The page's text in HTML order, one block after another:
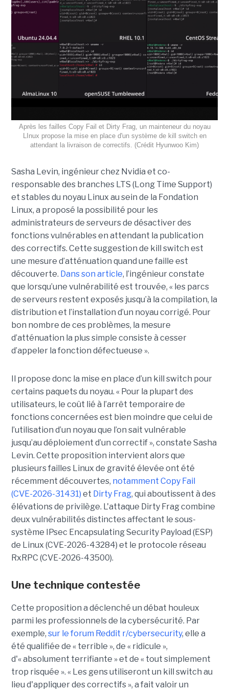
Après les failles Copy Fail et Dirty Frag, un mainteneur du noyau
LInux propose la mise en place d'un système de kill switch en
attendant la livraison de correctifs. (Crédit Hyunwoo Kim)
Sasha Levin, ingénieur chez Nvidia et co-
responsable des branches LTS (Long Time Support)
et stables du noyau Linux au sein de la Fondation
Linux, a proposé la possibilité pour les
administrateurs de serveurs de désactiver des
fonctions vulnérables en attendant la publication
des correctifs. Cette suggestion de kill switch est
une mesure d’atténuation quand une faille est
découverte. Dans son article, l’ingénieur constate
que lorsqu’une vulnérabilité est trouvée, « les parcs
de serveurs restent exposés jusqu’à la compilation, la
distribution et l’installation d’un noyau corrigé. Pour
bon nombre de ces problèmes, la mesure
d’atténuation la plus simple consiste à cesser
d’appeler la fonction défectueuse ».
Il propose donc la mise en place d’un kill switch pour
certains paquets du noyau. « Pour la plupart des
utilisateurs, le coût lié à l’arrêt temporaire de
fonctions concernées est bien moindre que celui de
l’utilisation d’un noyau que l’on sait vulnérable
jusqu’au déploiement d’un correctif », constate Sasha
Levin. Cette proposition intervient alors que
plusieurs failles Linux de gravité élevée ont été
récemment découvertes, notamment Copy Fail
(CVE-2026-31431) et Dirty Frag, qui aboutissent à des
élévations de privilège. L'attaque Dirty Frag combine
deux vulnérabilités distinctes affectant le sous-
système IPsec Encapsulating Security Payload (ESP)
de Linux (CVE-2026-43284) et le protocole réseau
RxRPC (CVE-2026-43500).
Une technique contestée
Cette proposition a déclenché un débat houleux
parmi les professionnels de la cybersécurité. Par
exemple, sur le forum Reddit r/cybersecurity, elle a
été qualifiée de « terrible », de « ridicule »,
d'« absolument terrifiante » et de « tout simplement
trop risquée ». « Les gens utiliseront un kill switch au
lieu d'appliquer des correctifs », a fait valoir un